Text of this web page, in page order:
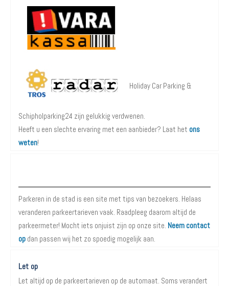
Holiday Car Parking &
Schipholparking24 zijn gelukkig verdwenen.
Heeft u een slechte ervaring met een aanbieder? Laat het ons
weten!
Parkeren in de stad is een site met tips van bezoekers. Helaas
veranderen parkeertarieven vaak. Raadpleeg daarom altijd de
parkeermeter! Mocht iets onjuist zijn op onze site. Neem contact
op dan passen wij het zo spoedig mogelijk aan.
Let op
Let altijd op de parkeertarieven op de automaat. Soms verandert